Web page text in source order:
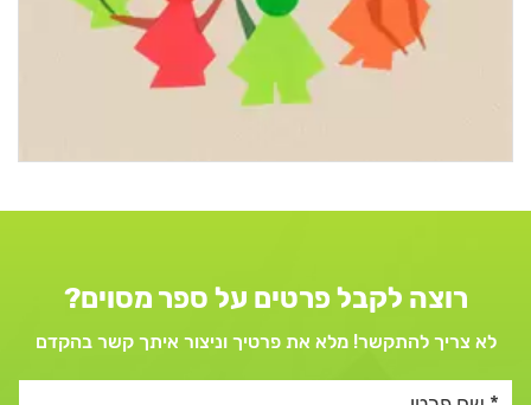
רוצה לקבל פרטים על ספר מסוים?
לא צריך להתקשר! מלא את פרטיך וניצור איתך קשר בהקדם